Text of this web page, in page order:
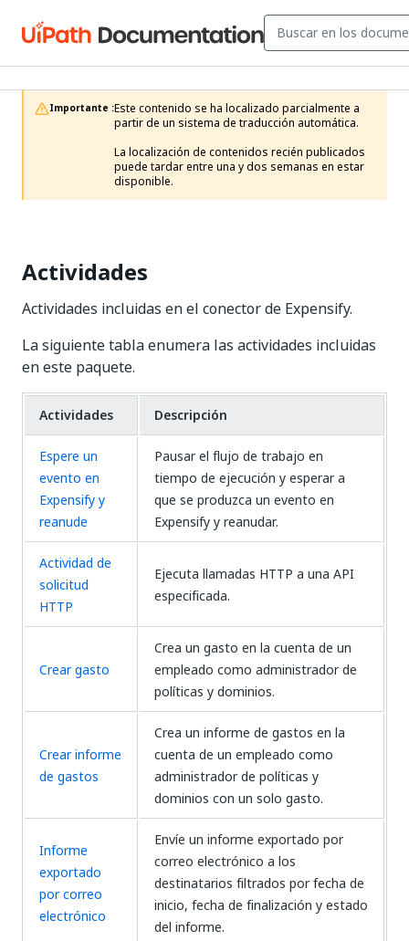
Importante :Este contenido se ha localizado parcialmente a
partir de un sistema de traducción automática.
La localización de contenidos recién publicados
puede tardar entre una y dos semanas en estar
disponible.
Actividades
Actividades incluidas en el conector de Expensify.
La siguiente tabla enumera las actividades incluidas
en este paquete.
Actividades Descripción
Espere un
evento en
Expensify y
reanude
Pausar el flujo de trabajo en
tiempo de ejecución y esperar a
que se produzca un evento en
Expensify y reanudar.
Actividad de
solicitud
HTTP
Ejecuta llamadas HTTP a una API
especificada.
Crear gasto
Crea un gasto en la cuenta de un
empleado como administrador de
políticas y dominios.
Crear informe
de gastos
Crea un informe de gastos en la
cuenta de un empleado como
administrador de políticas y
dominios con un solo gasto.
Informe
exportado
por correo
electrónico
Envíe un informe exportado por
correo electrónico a los
destinatarios filtrados por fecha de
inicio, fecha de finalización y estado
del informe.